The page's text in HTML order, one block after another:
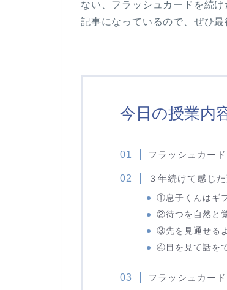
ない、フラッシュカードを続
記事になっているので、ぜひ
今日の授業内
フラッシュカード
３年続けて感じ
①息子くんはギ
②待つを自然と
③先を見通せる
④目を見て話を
フラッシュカー